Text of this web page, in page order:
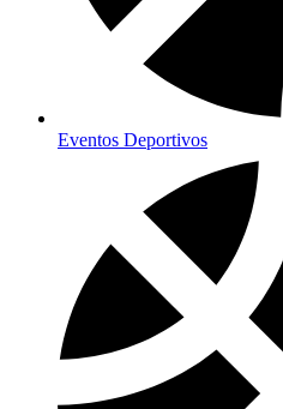
Eventos Deportivos